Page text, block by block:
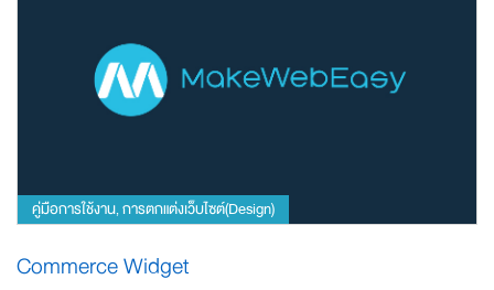
คู่มือการใช้งาน,การตกแต่งเว็บไซต์(Design)
Commerce Widget